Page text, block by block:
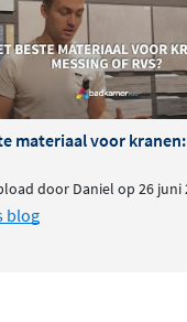
Cobber
van comfort,
materiaal voor kranen:
door Daniel op 26 juni
blog